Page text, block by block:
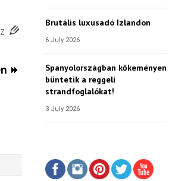
Brutális luxusadó Izlandon
6 July 2026
Spanyolországban kőkeményen
büntetik a reggeli
strandfoglalókat!
3 July 2026